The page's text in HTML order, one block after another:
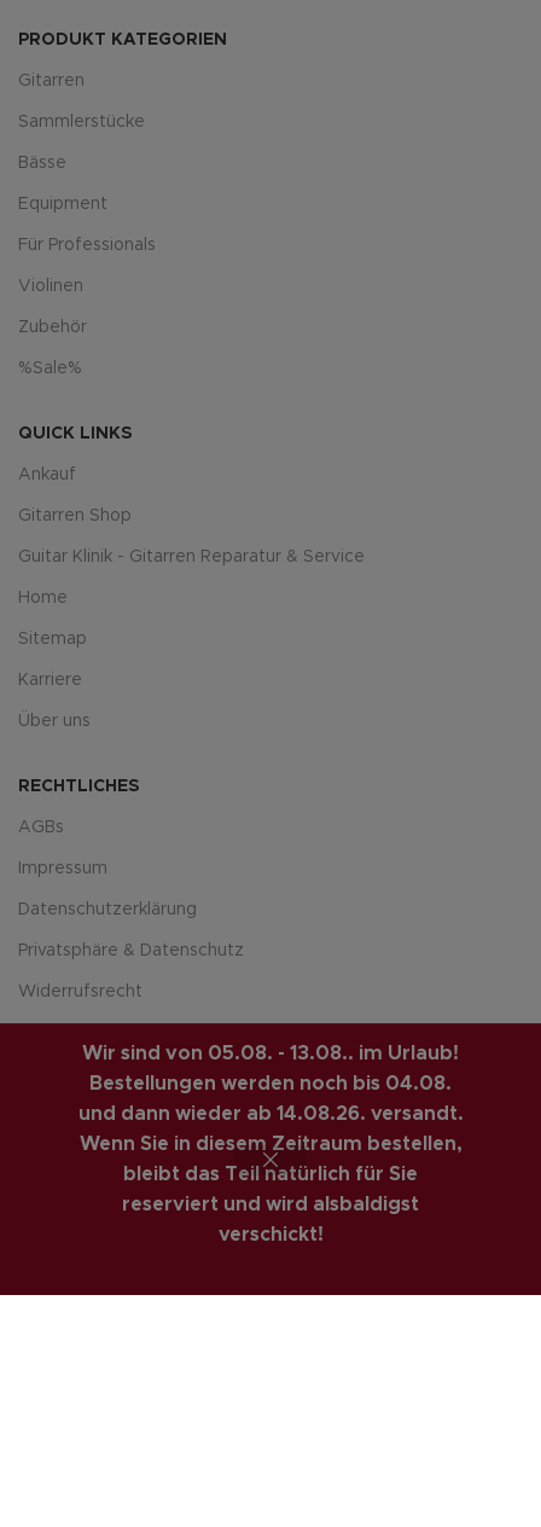
Wir sind von 05.08. - 13.08.. im Urlaub!
Bestellungen werden noch bis 04.08.
und dann wieder ab 14.08.26. versandt.
Wenn Sie in diesem Zeitraum bestellen,
bleibt das Teil natürlich für Sie
reserviert und wird alsbaldigst
verschickt!
PRODUKT KATEGORIEN
Gitarren
Sammlerstücke
Bässe
Equipment
Für Professionals
Violinen
Zubehör
%Sale%
QUICK LINKS
Ankauf
Gitarren Shop
Guitar Klinik - Gitarren Reparatur & Service
Home
Sitemap
Karriere
Über uns
RECHTLICHES
AGBs
Impressum
Datenschutzerklärung
Privatsphäre & Datenschutz
Widerrufsrecht
Zahlungsarte
COSTUMER SERVICE